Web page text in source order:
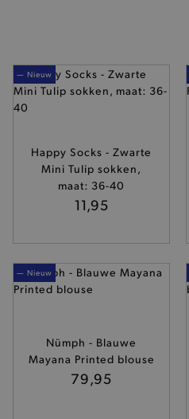
— Nieuw
Happy Socks - Zwarte
Mini Tulip sokken,
maat: 36-40
11,95
— Nieuw
Nümph - Blauwe
Mayana Printed blouse
79,95